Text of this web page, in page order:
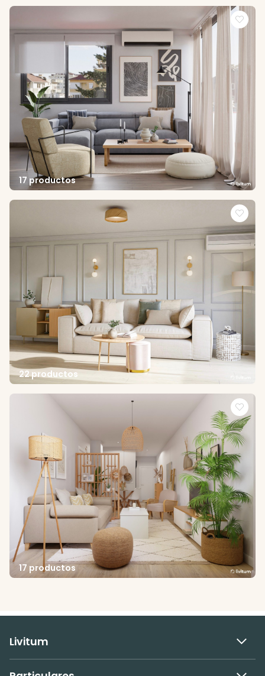
17 productos
22 productos
17 productos
Livitum